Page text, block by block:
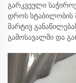
გარკვეული
დროს სტაბილობის
მარტივ
გამოსავალში და